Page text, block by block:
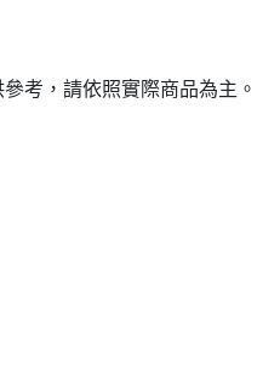
考，請依照實際商品為主。